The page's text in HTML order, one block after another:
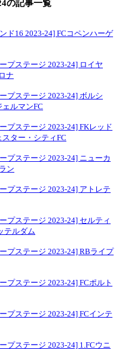
の記事一覧
ド16 2023-24] FCコペンハーゲ
プステージ 2023-24] ロイヤ
ナ
プステージ 2023-24] ボルシ
ルマンFC
プステージ 2023-24] FKレッド
ター・シティFC
プステージ 2023-24] ニューカ
ン
プステージ 2023-24] アトレテ
プステージ 2023-24] セルティ
テルダム
プステージ 2023-24] RBライプ
プステージ 2023-24] FCポルト
プステージ 2023-24] FCインテ
プステージ 2023-24] 1.FCウニ